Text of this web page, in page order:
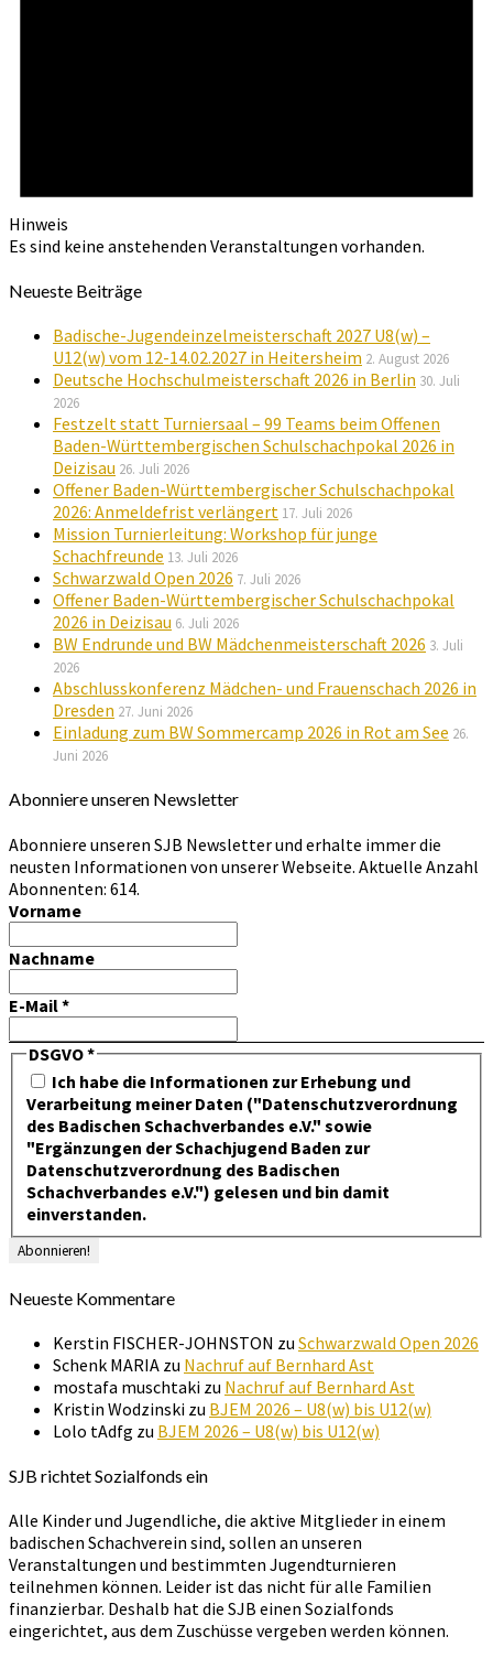
Hinweis
Es sind keine anstehenden Veranstaltungen vorhanden.
Neueste Beiträge
Badische-Jugendeinzelmeisterschaft 2027 U8(w) –
U12(w) vom 12-14.02.2027 in Heitersheim 2. August 2026
Deutsche Hochschulmeisterschaft 2026 in Berlin 30. Juli
2026
Festzelt statt Turniersaal – 99 Teams beim Offenen
Baden-Württembergischen Schulschachpokal 2026 in
Deizisau 26. Juli 2026
Offener Baden-Württembergischer Schulschachpokal
2026: Anmeldefrist verlängert 17. Juli 2026
Mission Turnierleitung: Workshop für junge
Schachfreunde 13. Juli 2026
Schwarzwald Open 2026 7. Juli 2026
Offener Baden-Württembergischer Schulschachpokal
2026 in Deizisau 6. Juli 2026
BW Endrunde und BW Mädchenmeisterschaft 2026 3. Juli
2026
Abschlusskonferenz Mädchen- und Frauenschach 2026 in
Dresden 27. Juni 2026
Einladung zum BW Sommercamp 2026 in Rot am See 26.
Juni 2026
Abonniere unseren Newsletter
Abonniere unseren SJB Newsletter und erhalte immer die
neusten Informationen von unserer Webseite. Aktuelle Anzahl
Abonnenten: 614.
Vorname
Nachname
E-Mail*
DSGVO*
Ich habe die Informationen zur Erhebung und
Verarbeitung meiner Daten ("Datenschutzverordnung
des Badischen Schachverbandes e.V." sowie
"Ergänzungen der Schachjugend Baden zur
Datenschutzverordnung des Badischen
Schachverbandes e.V.") gelesen und bin damit
einverstanden.
Neueste Kommentare
Kerstin FISCHER-JOHNSTON zu Schwarzwald Open 2026
Schenk MARIA zu Nachruf auf Bernhard Ast
mostafa muschtaki zu Nachruf auf Bernhard Ast
Kristin Wodzinski zu BJEM 2026 – U8(w) bis U12(w)
Lolo tAdfg zu BJEM 2026 – U8(w) bis U12(w)
SJB richtet Sozialfonds ein
Alle Kinder und Jugendliche, die aktive Mitglieder in einem
badischen Schachverein sind, sollen an unseren
Veranstaltungen und bestimmten Jugendturnieren
teilnehmen können. Leider ist das nicht für alle Familien
finanzierbar. Deshalb hat die SJB einen Sozialfonds
eingerichtet, aus dem Zuschüsse vergeben werden können.